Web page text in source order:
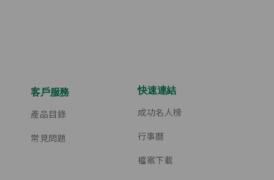
客戶服務
產品目錄
常見問題
快速連結
成功名人榜
行事曆
檔案下載